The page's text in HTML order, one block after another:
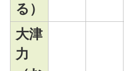
る）
大津
力